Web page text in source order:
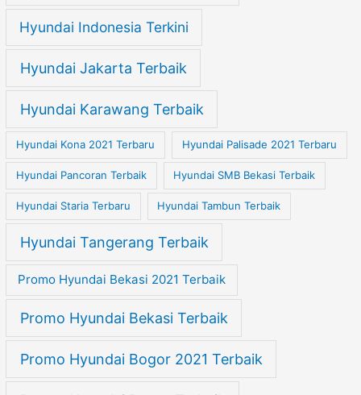
Hyundai Indonesia Terkini
Hyundai Jakarta Terbaik
Hyundai Karawang Terbaik
Hyundai Kona 2021 Terbaru Hyundai Palisade 2021 Terbaru
Hyundai Pancoran Terbaik Hyundai SMB Bekasi Terbaik
Hyundai Staria Terbaru Hyundai Tambun Terbaik
Hyundai Tangerang Terbaik
Promo Hyundai Bekasi 2021 Terbaik
Promo Hyundai Bekasi Terbaik
Promo Hyundai Bogor 2021 Terbaik